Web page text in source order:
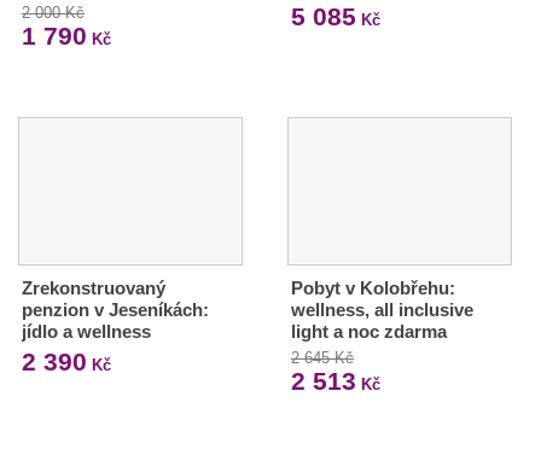
2 000 Kč
1 790 Kč
5 085 Kč
Zrekonstruovaný
penzion v Jeseníkách:
jídlo a wellness
2 390 Kč
Pobyt v Kolobřehu:
wellness, all inclusive
light a noc zdarma
2 645 Kč
2 513 Kč